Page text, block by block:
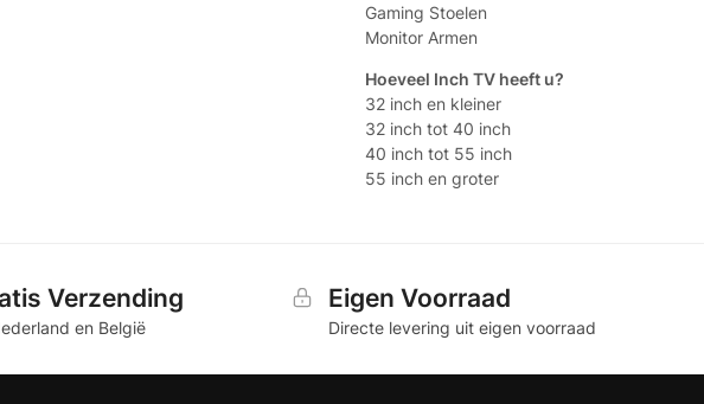
Gaming Stoelen
Monitor Armen
Hoeveel Inch TV heeft u?
32 inch en kleiner
32 inch tot 40 inch
40 inch tot 55 inch
55 inch en groter
Verzending
en België
Eigen Voorraad
Directe levering uit eigen voorraad